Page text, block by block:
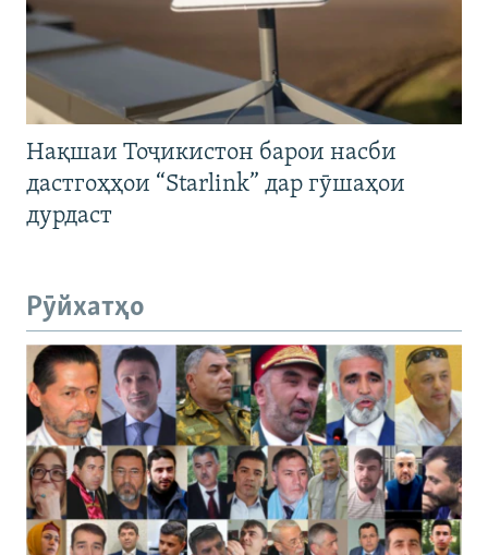
Нақшаи Тоҷикистон барои насби
дастгоҳҳои “Starlink” дар гӯшаҳои
дурдаст
Рӯйхатҳо